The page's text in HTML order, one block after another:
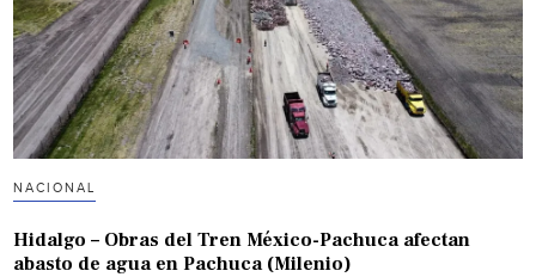
NACIONAL
Hidalgo – Obras del Tren México-Pachuca afectan
abasto de agua en Pachuca (Milenio)